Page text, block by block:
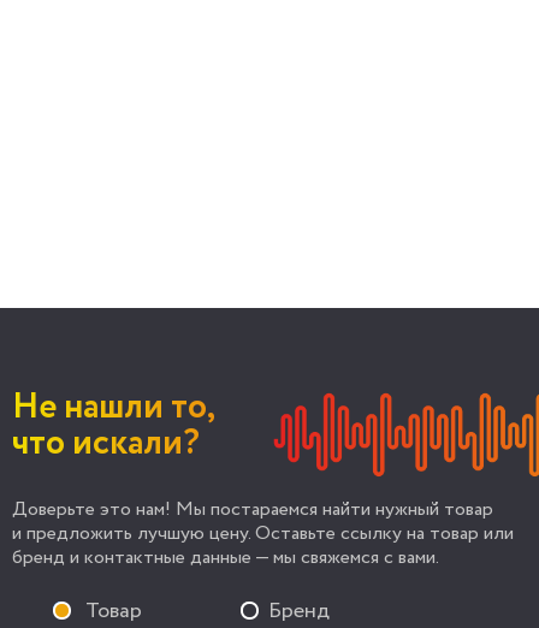
Не нашли то,
что искали?
Доверьте это нам! Мы постараемся найти нужный товар
и предложить лучшую цену. Оставьте ссылку на товар или
бренд и контактные данные — мы свяжемся с вами.
Товар Бренд